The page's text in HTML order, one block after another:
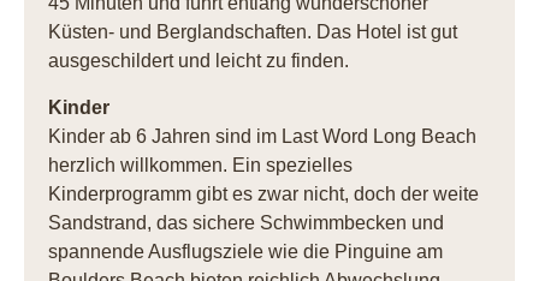
Küsten- und Berglandschaften. Das Hotel ist gut
ausgeschildert und leicht zu finden.
Kinder
Kinder ab 6 Jahren sind im Last Word Long Beach
herzlich willkommen. Ein spezielles
Kinderprogramm gibt es zwar nicht, doch der weite
Sandstrand, das sichere Schwimmbecken und
spannende Ausflugsziele wie die Pinguine am